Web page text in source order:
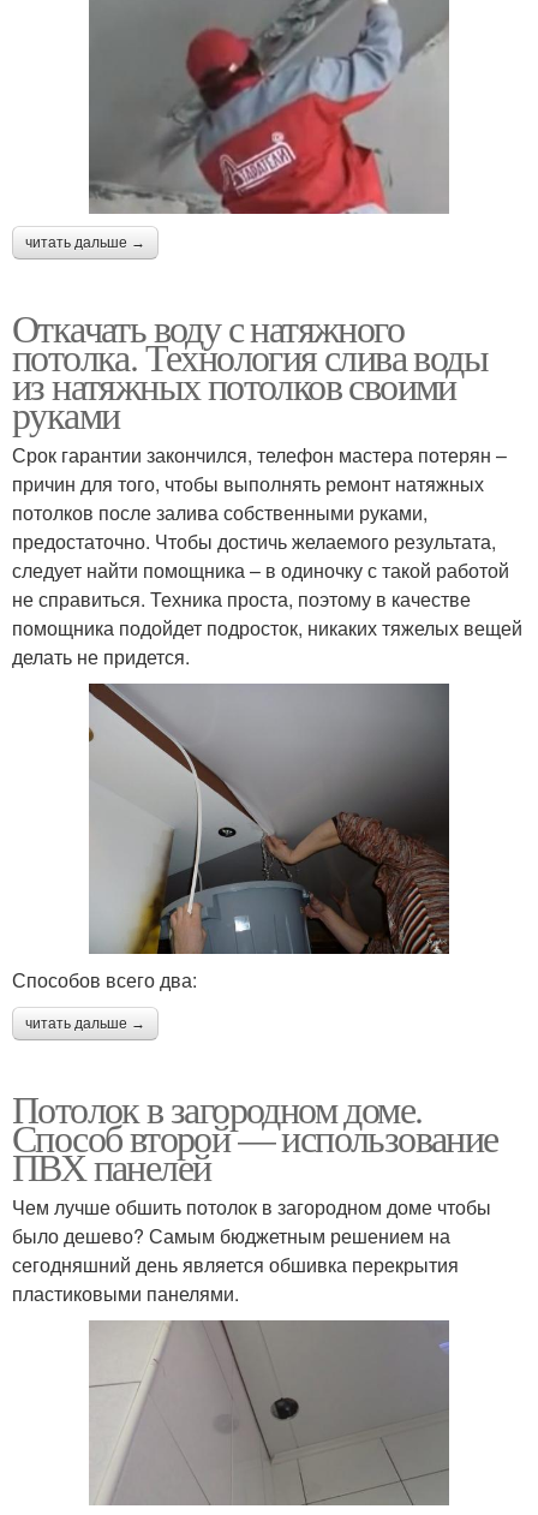
читать дальше →
Откачать воду с натяжного
потолка. Технология слива воды
из натяжных потолков своими
руками
Срок гарантии закончился, телефон мастера потерян –
причин для того, чтобы выполнять ремонт натяжных
потолков после залива собственными руками,
предостаточно. Чтобы достичь желаемого результата,
следует найти помощника – в одиночку с такой работой
не справиться. Техника проста, поэтому в качестве
помощника подойдет подросток, никаких тяжелых вещей
делать не придется.
Способов всего два:
читать дальше →
Потолок в загородном доме.
Способ второй — использование
ПВХ панелей
Чем лучше обшить потолок в загородном доме чтобы
было дешево? Самым бюджетным решением на
сегодняшний день является обшивка перекрытия
пластиковыми панелями.